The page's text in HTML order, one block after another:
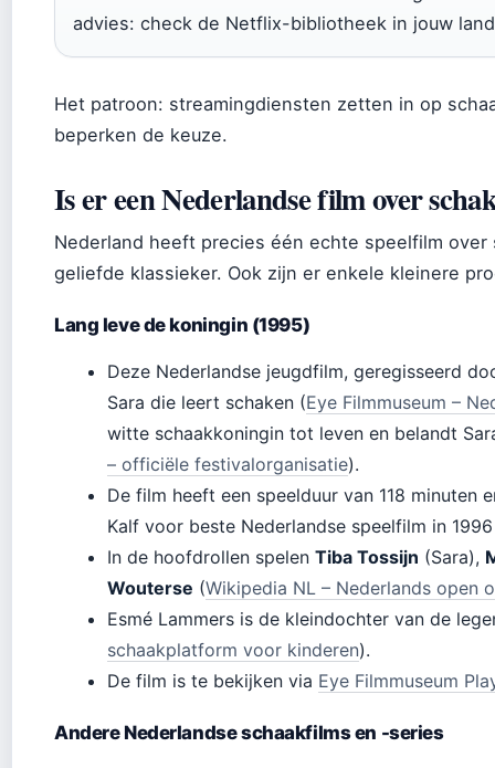
advies: check de Netflix-bibliotheek in jouw
Het patroon: streamingdiensten zetten in op
beperken de keuze.
Is er een Nederlandse film over
Nederland heeft precies één echte speelfilm
geliefde klassieker. Ook zijn er enkele kleinere
Lang leve de koningin (1995)
Deze Nederlandse jeugdfilm, geregisseerd
Sara die leert schaken (Eye Filmmuseum –
witte schaakkoningin tot leven en belandt
– officiële festivalorganisatie).
De film heeft een speelduur van 118 minuten
Kalf voor beste Nederlandse speelfilm in
In de hoofdrollen spelen Tiba Tossijn (Sara),
Wouterse (Wikipedia NL – Nederlands open
Esmé Lammers is de kleindochter van de
schaakplatform voor kinderen).
De film is te bekijken via Eye Filmmuseum
Andere Nederlandse schaakfilms en -series